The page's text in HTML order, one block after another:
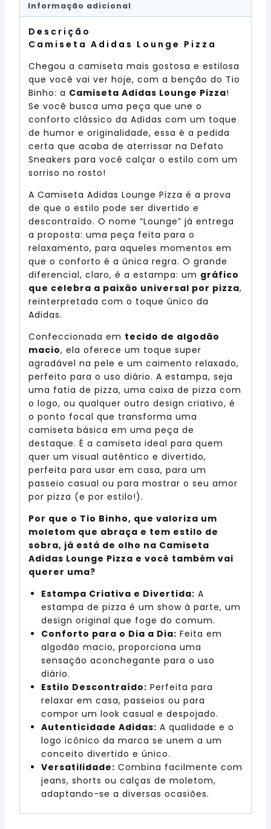
Informação adicional
Descrição
Camiseta Adidas Lounge Pizza
Chegou a camiseta mais gostosa e estilosa
que você vai ver hoje, com a benção do Tio
Binho: a Camiseta Adidas Lounge Pizza!
Se você busca uma peça que une o
conforto clássico da Adidas com um toque
de humor e originalidade, essa é a pedida
certa que acaba de aterrissar na Defato
Sneakers para você calçar o estilo com um
sorriso no rosto!
A Camiseta Adidas Lounge Pizza é a prova
de que o estilo pode ser divertido e
descontraído. O nome “Lounge” já entrega
a proposta: uma peça feita para o
relaxamento, para aqueles momentos em
que o conforto é a única regra. O grande
diferencial, claro, é a estampa: um gráfico
que celebra a paixão universal por pizza,
reinterpretada com o toque único da
Adidas.
Confeccionada em tecido de algodão
macio, ela oferece um toque super
agradável na pele e um caimento relaxado,
perfeito para o uso diário. A estampa, seja
uma fatia de pizza, uma caixa de pizza com
o logo, ou qualquer outro design criativo, é
o ponto focal que transforma uma
camiseta básica em uma peça de
destaque. É a camiseta ideal para quem
quer um visual autêntico e divertido,
perfeita para usar em casa, para um
passeio casual ou para mostrar o seu amor
por pizza (e por estilo!).
Por que o Tio Binho, que valoriza um
moletom que abraça e tem estilo de
sobra, já está de olho na Camiseta
Adidas Lounge Pizza e você também vai
querer uma?
Estampa Criativa e Divertida: A
estampa de pizza é um show à parte, um
design original que foge do comum.
Conforto para o Dia a Dia: Feita em
algodão macio, proporciona uma
sensação aconchegante para o uso
diário.
Estilo Descontraído: Perfeita para
relaxar em casa, passeios ou para
compor um look casual e despojado.
Autenticidade Adidas: A qualidade e o
logo icônico da marca se unem a um
conceito divertido e único.
Versatilidade: Combina facilmente com
jeans, shorts ou calças de moletom,
adaptando-se a diversas ocasiões.